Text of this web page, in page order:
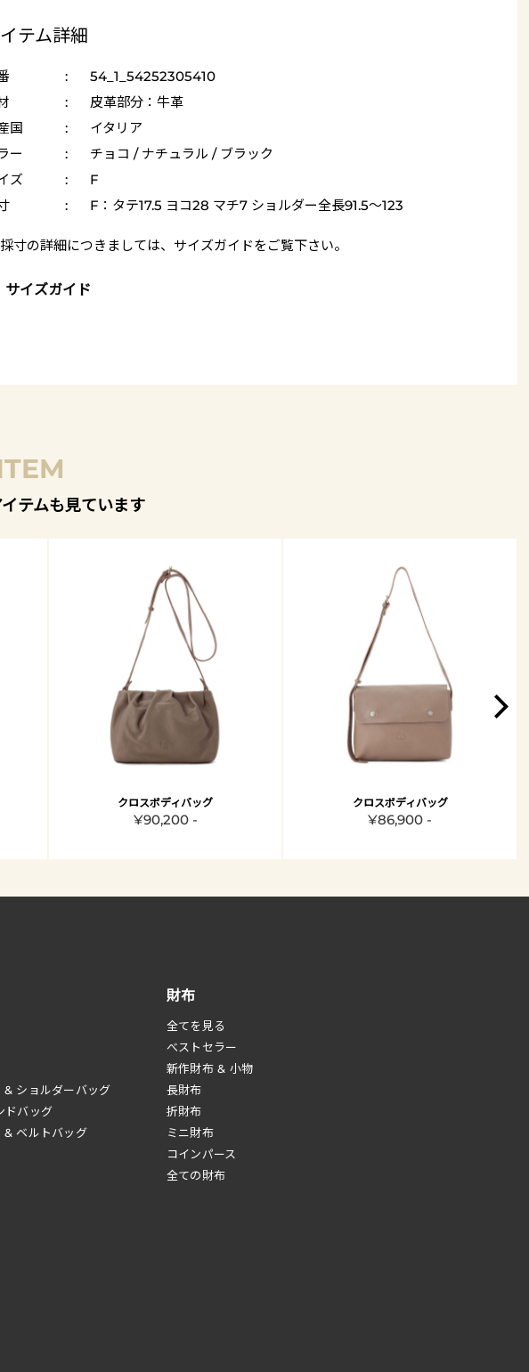
テム詳細
:
54_1_54252305410
:
皮革部分：牛革
国
:
イタリア
ー
:
チョコ / ナチュラル / ブラック
ズ
:
F
: F：タテ17.5 ヨコ28 マチ7 ショルダー全長91.5～123
寸の詳細につきましては、 サイズガイドをご覧下さい。
イズガイド
テムも見ています
クロスボディバッグ
¥90,200 -
クロスボディバッグ
¥86,900 -
財布
全てを見る
べストセラー
新作財布 & 小物
長財布
折財布
ミニ財布
コインパース
全ての財布
& ショルダーバッグ
ドバッグ
& ベルトバッグ